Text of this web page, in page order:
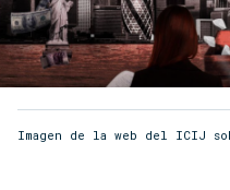
Imagen de la web del ICIJ